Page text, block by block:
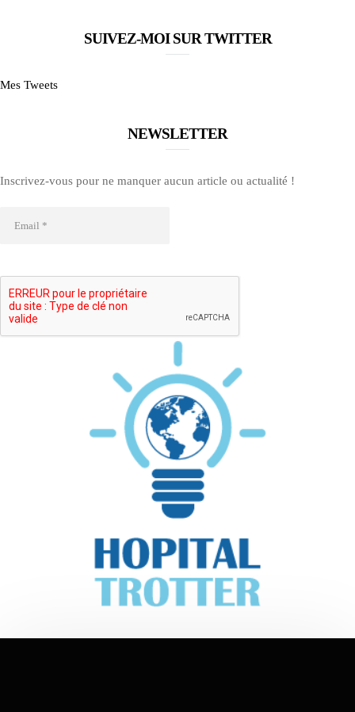
SUIVEZ-MOI SUR TWITTER
Mes Tweets
NEWSLETTER
Inscrivez-vous pour ne manquer aucun article ou actualité !